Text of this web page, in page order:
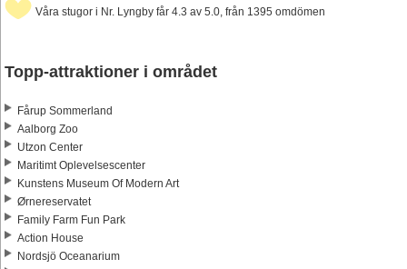
Våra stugor i Nr. Lyngby får 4.3 av 5.0, från 1395 omdömen
Topp-attraktioner i området
Fårup Sommerland
Aalborg Zoo
Utzon Center
Maritimt Oplevelsescenter
Kunstens Museum Of Modern Art
Ørnereservatet
Family Farm Fun Park
Action House
Nordsjö Oceanarium